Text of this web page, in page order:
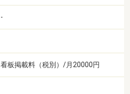
-
看板掲載料（税別）/月20000円